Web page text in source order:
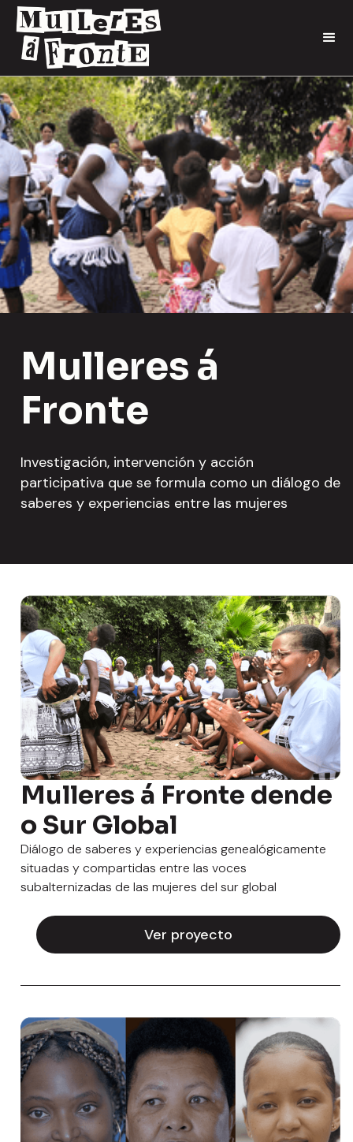
Mulleres á
Fronte
Investigación, intervención y acción
participativa que se formula como un diálogo de
saberes y experiencias entre las mujeres
Mulleres á Fronte dende
o Sur Global
Diálogo de saberes y experiencias genealógicamente
situadas y compartidas entre las voces
subalternizadas de las mujeres del sur global
Ver proyecto